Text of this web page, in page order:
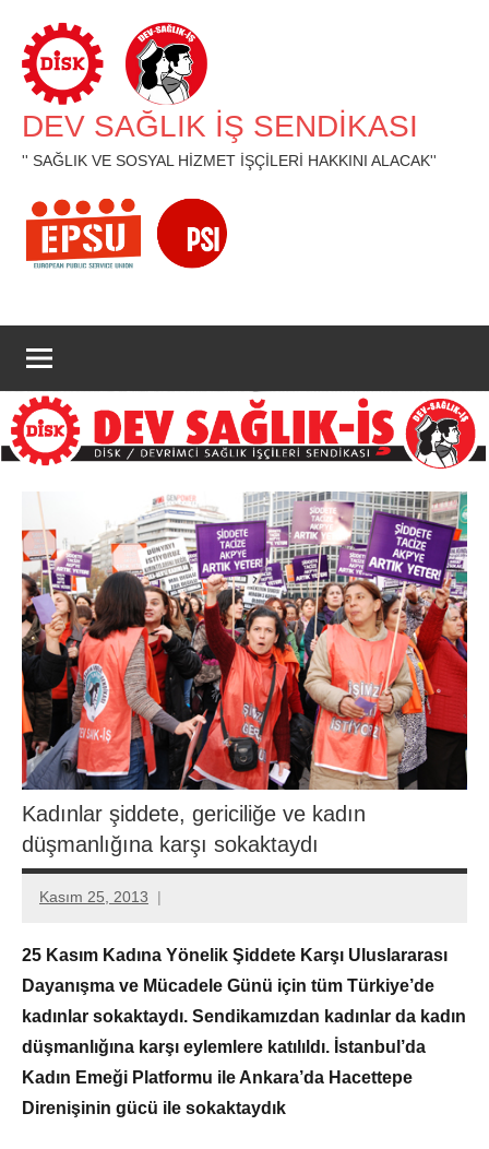
geç
DEV SAĞLIK İŞ SENDİKASI
'' SAĞLIK VE SOSYAL HİZMET İŞÇİLERİ HAKKINI ALACAK''
Kadınlar şiddete, gericiliğe ve kadın
düşmanlığına karşı sokaktaydı
Kasım 25, 2013
Aksu
25 Kasım Kadına Yönelik Şiddete Karşı Uluslararası
Dayanışma ve Mücadele Günü için tüm Türkiye’de
kadınlar sokaktaydı. Sendikamızdan kadınlar da kadın
düşmanlığına karşı eylemlere katılıldı. İstanbul’da
Kadın Emeği Platformu ile Ankara’da Hacettepe
Direnişinin gücü ile sokaktaydık